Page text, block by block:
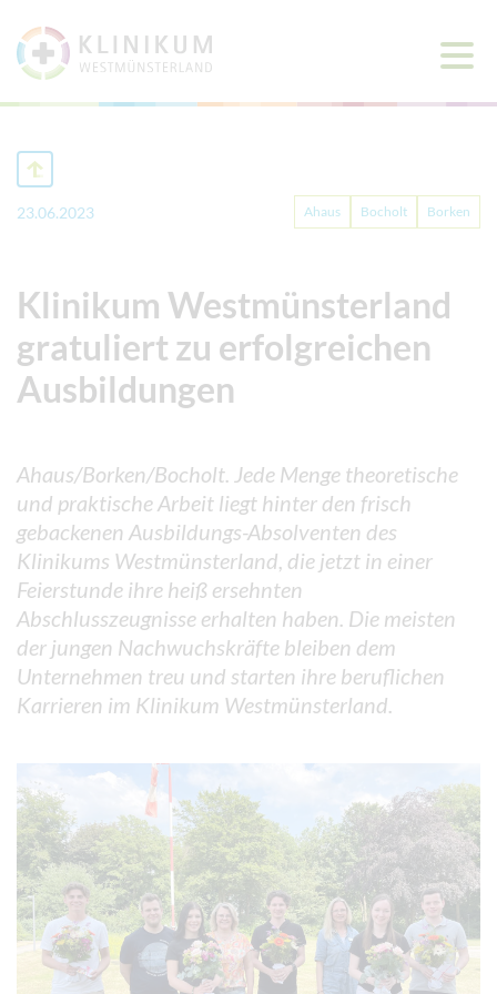
23.06.2023 Ahaus Bocholt Borken
Klinikum Westmünsterland
gratuliert zu erfolgreichen
Ausbildungen
Ahaus/Borken/Bocholt. Jede Menge theoretische
und praktische Arbeit liegt hinter den frisch
gebackenen Ausbildungs-Absolventen des
Klinikums Westmünsterland, die jetzt in einer
Feierstunde ihre heiß ersehnten
Abschlusszeugnisse erhalten haben. Die meisten
der jungen Nachwuchskräfte bleiben dem
Unternehmen treu und starten ihre beruflichen
Karrieren im Klinikum Westmünsterland.